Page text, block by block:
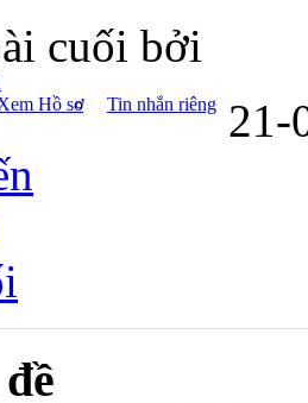
cuối bởi
Hồ sơ
Tin nhắn riêng 21-